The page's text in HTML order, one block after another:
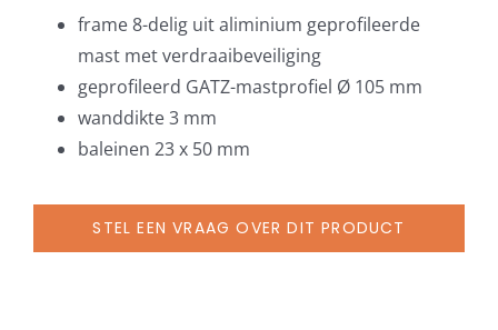
frame 8-delig uit aliminium geprofileerde
mast met verdraaibeveiliging
geprofileerd GATZ-mastprofiel Ø 105 mm
wanddikte 3 mm
baleinen 23 x 50 mm
STEL EEN VRAAG OVER DIT PRODUCT